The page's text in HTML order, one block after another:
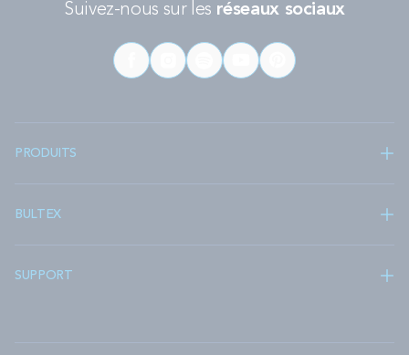
Suivez-nous sur les réseaux sociaux
PRODUITS
BULTEX
SUPPORT